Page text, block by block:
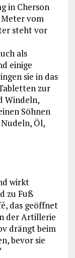
in Cherson
vom
steht vor
als
einige
sie in das
zur
Windeln,
Söhnen
Öl,
wirkt
zu Fuß
das geöffnet
der Artillerie
drängt beim
­bevor sie